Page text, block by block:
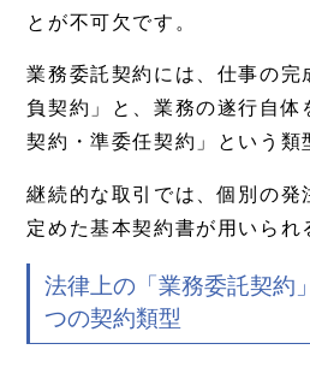
とが不可欠です。
業務委託契約には、仕事の完
負契約」と、業務の遂行自体
契約・準委任契約」という類
継続的な取引では、個別の発
定めた基本契約書が用いられ
法律上の「業務委託契約
つの契約類型